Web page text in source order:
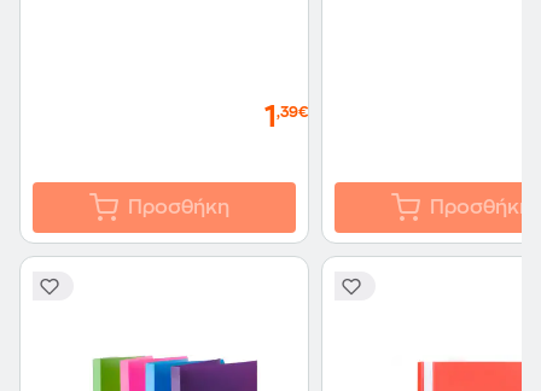
1 ,39€
Προσθήκη Προσθήκη